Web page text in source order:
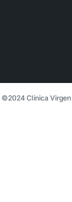
©2024 Clínica Virgen